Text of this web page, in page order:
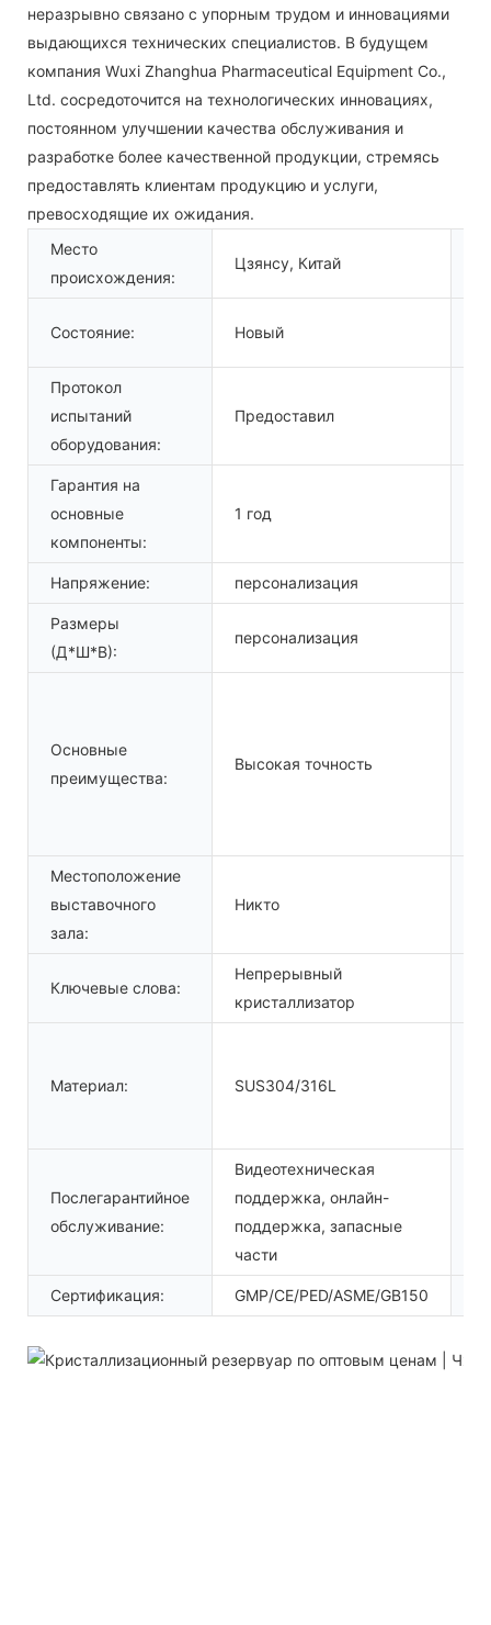
неразрывно связано с упорным трудом и инновациями
выдающихся технических специалистов. В будущем
компания Wuxi Zhanghua Pharmaceutical Equipment Co.,
Ltd. сосредоточится на технологических инновациях,
постоянном улучшении качества обслуживания и
разработке более качественной продукции, стремясь
предоставлять клиентам продукцию и услуги,
превосходящие их ожидания.
Место
происхождения:
Цзянсу, Китай
Состояние: Новый
Протокол
испытаний
оборудования:
Предоставил
Гарантия на
основные
компоненты:
1 год
Напряжение: персонализация
Размеры
(Д*Ш*В):
персонализация
Основные
преимущества:
Высокая точность
Местоположение
выставочного
зала:
Никто
Ключевые слова:
Непрерывный
кристаллизатор
Материал: SUS304/316L
Послегарантийное
обслуживание:
Видеотехническая
поддержка, онлайн-
поддержка, запасные
части
Сертификация: GMP/CE/PED/ASME/GB150